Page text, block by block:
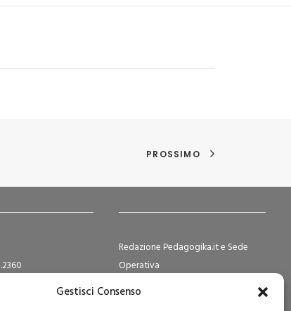
Gestisci Consenso
PROSSIMO
Cooperative N°
Redazione Pedagogika.it e Sede
Operativa
Via San Domenico Savio, 6 – 20017